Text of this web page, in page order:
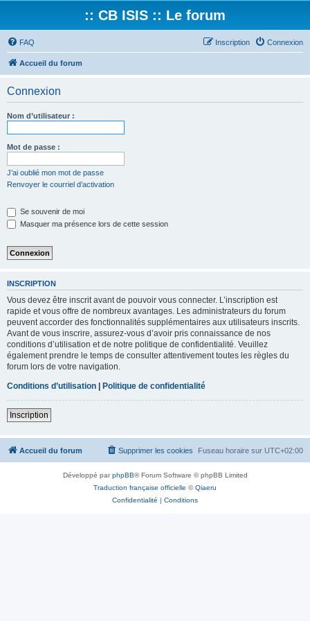
:: CB ISIS :: Le forum
FAQ Connexion
Inscription
Accueil du forum
Connexion
Nom d’utilisateur :
Mot de passe :
J’ai oublié mon mot de passe
Renvoyer le courriel d’activation
Se souvenir de moi
Masquer ma présence lors de cette session
INSCRIPTION
Vous devez être inscrit avant de pouvoir vous connecter. L’inscription est
rapide et vous offre de nombreux avantages. Les administrateurs du forum
peuvent accorder des fonctionnalités supplémentaires aux utilisateurs inscrits.
Avant de vous inscrire, assurez-vous d’avoir pris connaissance de nos
conditions d’utilisation et de notre politique de confidentialité. Veuillez
également prendre le temps de consulter attentivement toutes les règles du
forum lors de votre navigation.
Conditions d’utilisation | Politique de confidentialité
Inscription
Accueil du forum Fuseau horaire sur UTC+02:00
Supprimer les cookies
Développé parphpBB® Forum Software © phpBB Limited
Traduction française officielle ©Qiaeru
Confidentialité | Conditions